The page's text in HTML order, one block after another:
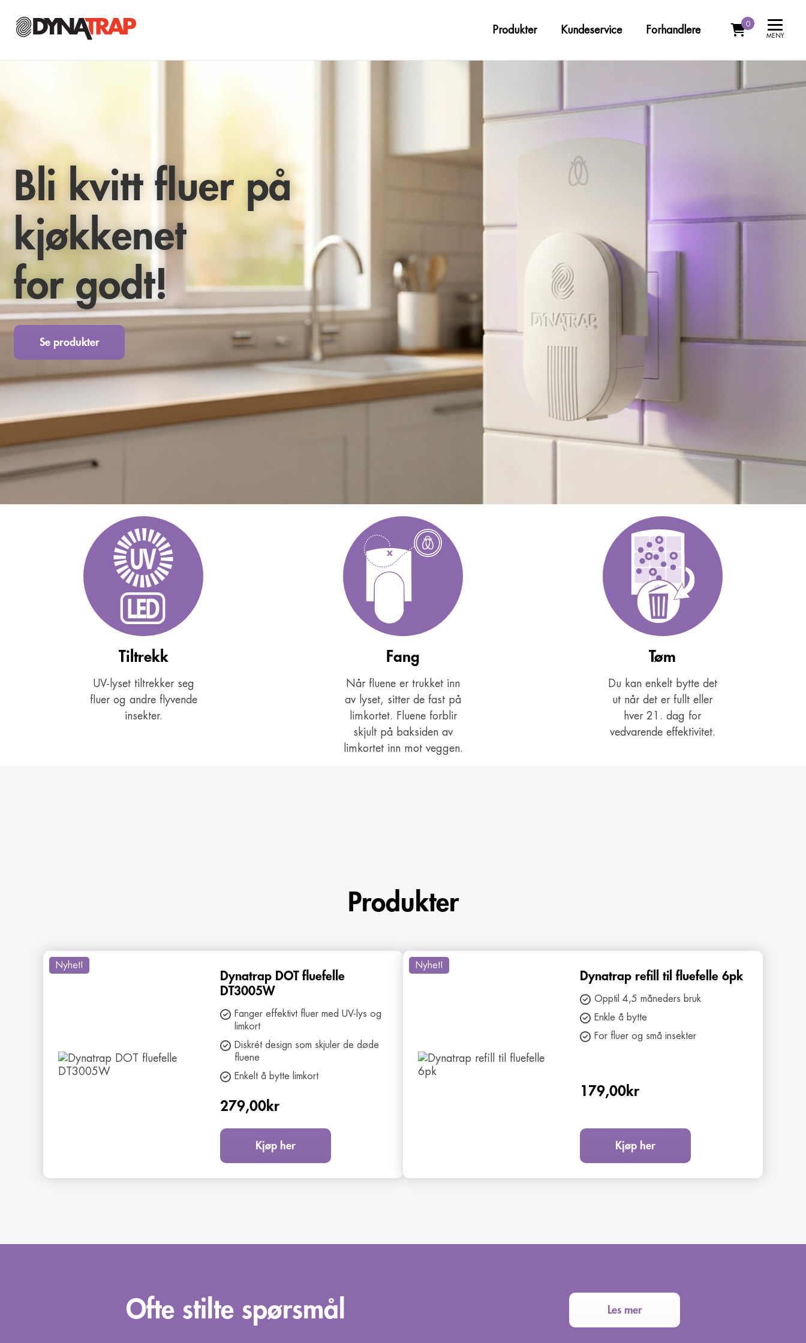
Produkter Kundeservice Forhandlere
0
MENY
Bli kvitt fluer på
kjøkkenet
for godt!
Se produkter
Tiltrekk
UV-lyset tiltrekker seg
fluer og andre flyvende
insekter.
Fang
Når fluene er trukket inn
av lyset, sitter de fast på
limkortet. Fluene forblir
skjult på baksiden av
limkortet inn mot veggen.
Tøm
Du kan enkelt bytte det
ut når det er fullt eller
hver 21. dag for
vedvarende effektivitet.
Produkter
Nyhet!
Dynatrap DOT fluefelle
DT3005W
Fanger effektivt fluer med UV-lys og
limkort
Diskrét design som skjuler de døde
fluene
Enkelt å bytte limkort
279,00kr
Kjøp her
Nyhet!
Dynatrap refill til fluefelle 6pk
Opptil 4,5 måneders bruk
Enkle å bytte
For fluer og små insekter
179,00kr
Kjøp her
Ofte stilte spørsmål Les mer